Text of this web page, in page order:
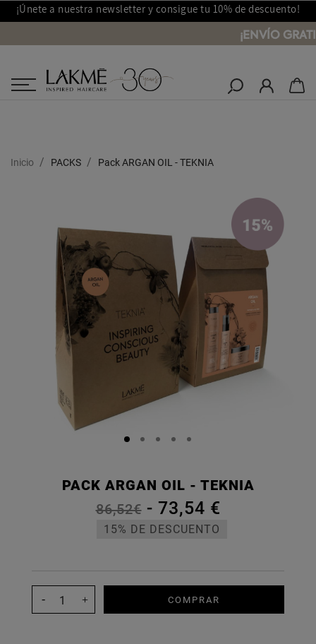
¡Únete a nuestra newsletter y consigue tu 10% de descuento!
¡ENVÍO
Salones Lakmé
Inicio PACKS Pack ARGAN OIL - TEKNIA
PACK ARGAN OIL - TEKNIA
86,52€- 73,54 €
15% DE DESCUENTO
COMPRAR